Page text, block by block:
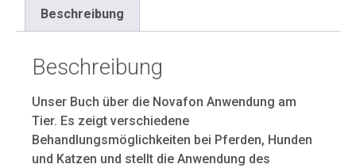
Beschreibung
Beschreibung
Unser Buch über die Novafon Anwendung am
Tier. Es zeigt verschiedene
Behandlungsmöglichkeiten bei Pferden, Hunden
und Katzen und stellt die Anwendung des